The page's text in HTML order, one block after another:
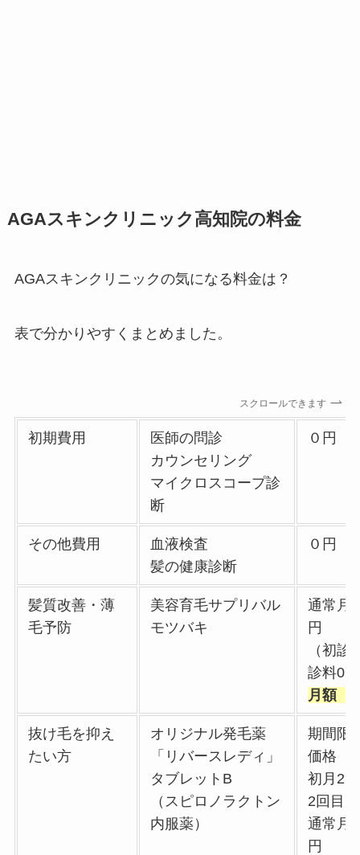
AGAスキンクリニック高知院の料金
AGAスキンクリニックの気になる料金は？
表で分かりやすくまとめました。
スクロールできます
初期費用
医師の問診
カウンセリング
マイクロスコープ診
断
０円
その他費用
血液検査
髪の健康診断
０円
髪質改善・薄
毛予防
美容育毛サプリバル
モツバキ
通常月
円
（初診
診料0
月額
抜け毛を抑え
たい方
オリジナル発毛薬
「リバースレディ」
タブレットB
（スピロノラクトン
内服薬）
期間限
価格
初月
2回目
通常月
円